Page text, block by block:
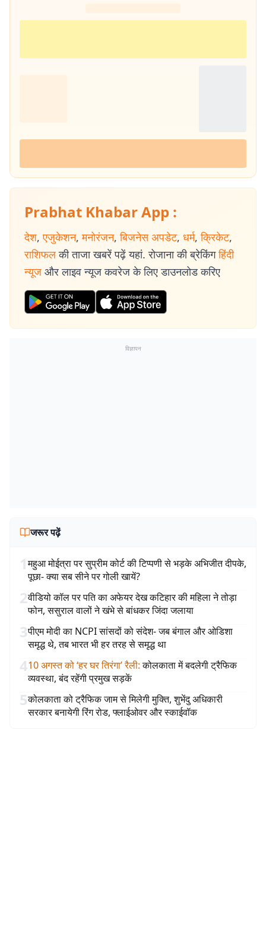
Prabhat Khabar App :
देश, एजुकेशन, मनोरंजन, बिजनेस अपडेट, धर्म, क्रिकेट,
राशिफल की ताजा खबरें पढ़ें यहां. रोजाना की ब्रेकिंग हिंदी
न्यूज और लाइव न्यूज कवरेज के लिए डाउनलोड करिए
विज्ञापन
जरूर पढ़ें
1महुआ मोईत्रा पर सुप्रीम कोर्ट की टिप्पणी से भड़के अभिजीत दीपके,
पूछा- क्या सब सीने पर गोली खायें?
2वीडियो कॉल पर पति का अफेयर देख कटिहार की महिला ने तोड़ा
फोन, ससुराल वालों ने खंभे से बांधकर जिंदा जलाया
3पीएम मोदी का NCPI सांसदों को संदेश- जब बंगाल और ओडिशा
समृद्ध थे, तब भारत भी हर तरह से समृद्ध था
410 अगस्त को ‘हर घर तिरंगा’ रैली: कोलकाता में बदलेगी ट्रैफिक
व्यवस्था, बंद रहेंगी प्रमुख सड़कें
5कोलकाता को ट्रैफिक जाम से मिलेगी मुक्ति, शुभेंदु अधिकारी
सरकार बनायेगी रिंग रोड, फ्लाईओवर और स्काईवॉक